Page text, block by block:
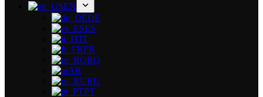
EN
DE
ES
IT
FR
RO
AR
RU
PT